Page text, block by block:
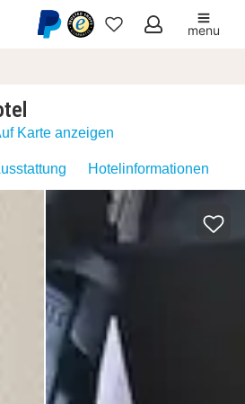
Meine
menu
Karte anzeigen
Hotelinformationen